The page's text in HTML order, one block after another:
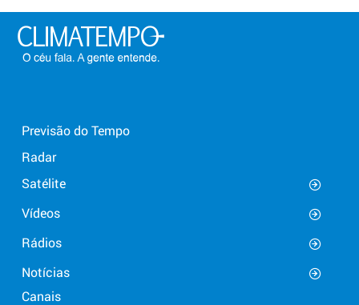
Previsão do Tempo
Radar
Satélite
Vídeos
Rádios
Notícias
Canais